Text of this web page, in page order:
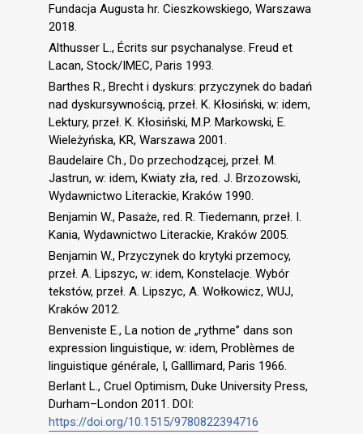
Fundacja Augusta hr. Cieszkowskiego, Warszawa
2018.
Althusser L., Écrits sur psychanalyse. Freud et
Lacan, Stock/IMEC, Paris 1993.
Barthes R., Brecht i dyskurs: przyczynek do badań
nad dyskursywnością, przeł. K. Kłosiński, w: idem,
Lektury, przeł. K. Kłosiński, M.P. Markowski, E.
Wieleżyńska, KR, Warszawa 2001.
Baudelaire Ch., Do przechodzącej, przeł. M.
Jastrun, w: idem, Kwiaty zła, red. J. Brzozowski,
Wydawnictwo Literackie, Kraków 1990.
Benjamin W., Pasaże, red. R. Tiedemann, przeł. I.
Kania, Wydawnictwo Literackie, Kraków 2005.
Benjamin W., Przyczynek do krytyki przemocy,
przeł. A. Lipszyc, w: idem, Konstelacje. Wybór
tekstów, przeł. A. Lipszyc, A. Wołkowicz, WUJ,
Kraków 2012.
Benveniste E., La notion de „rythme” dans son
expression linguistique, w: idem, Problèmes de
linguistique générale, I, Galllimard, Paris 1966.
Berlant L., Cruel Optimism, Duke University Press,
Durham–London 2011. DOI:
https://doi.org/10.1515/9780822394716